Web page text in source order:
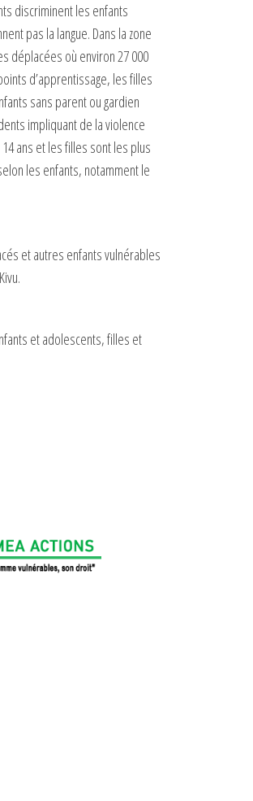
discriminent les enfants
pas la langue. Dans la zone
déplacées où environ 27 000
d’apprentissage, les filles
sans parent ou gardien
impliquant de la violence
ans et les filles sont les plus
les enfants, notamment le
et autres enfants vulnérables
et adolescents, filles et